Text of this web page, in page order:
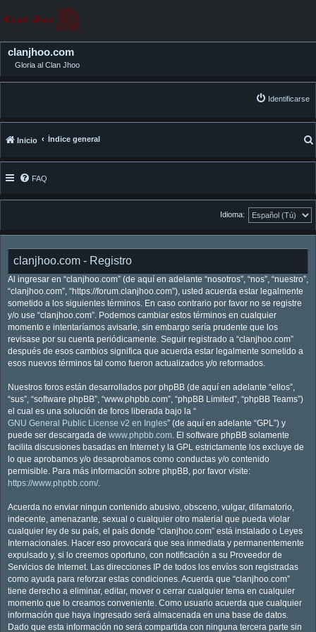
clanjhoo.com
Gloria al Clan Jhoo
Identificarse
Inicio Índice general
FAQ
Idioma:
clanjhoo.com - Registro
Al ingresar en “clanjhoo.com” (de aquí en adelante “nosotros”, “nos”, “nuestro”,
“clanjhoo.com”, “https://forum.clanjhoo.com”), usted acuerda estar legalmente
sometido a los siguientes términos. En caso contrario por favor no se registre
y/o use “clanjhoo.com”. Podemos cambiar estos términos en cualquier
momento e intentaríamos avisarle, sin embargo sería prudente que los
revisase por su cuenta periódicamente. Seguir registrado a “clanjhoo.com”
después de esos cambios significa que acuerda estar legalmente sometido a
esos nuevos términos tal como fueron actualizados y/o reformados.
Nuestros foros están desarrollados por phpBB (de aquí en adelante “ellos”,
“sus”, “software phpBB”, “www.phpbb.com”, “phpBB Limited”, “phpBB Teams”)
el cual es una solución de foros liberada bajo la “
GNU General Public License v2 en Ingles” (de aquí en adelante “GPL”) y
puede ser descargada de www.phpbb.com. El software phpBB solamente
facilita discusiones basadas en Internet y la GPL estrictamente los excluye de
lo que aprobamos y/o desaprobamos como conductas y/o contenido
permisible. Para más información sobre phpBB, por favor visite:
https://www.phpbb.com/.
Acuerda no enviar ningun contenido abusivo, obsceno, vulgar, difamatorio,
indecente, amenazante, sexual o cualquier otro material que pueda violar
cualquier ley de su país, el país donde “clanjhoo.com” está instalado o Leyes
Internacionales. Hacer eso provocará que sea inmediata y permanentemente
expulsado y, si lo creemos oportuno, con notificación a su Proveedor de
Servicios de Internet. Las direcciones IP de todos los envíos son registradas
como ayuda para reforzar estas condiciones. Acuerda que “clanjhoo.com”
tiene derecho a eliminar, editar, mover o cerrar cualquier tema en cualquier
momento que lo creamos conveniente. Como usuario acuerda que cualquier
información que haya ingresado será almacenada en una base de datos.
Dado que esta información no será compartida con ninguna tercera parte sin